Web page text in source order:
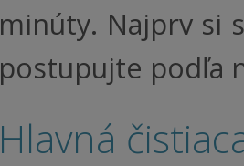
minúty. Najprv si
postupujte podľa
Hlavná